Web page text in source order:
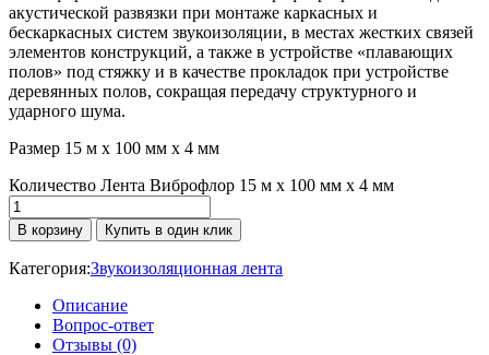
акустической развязки при монтаже каркасных и
бескаркасных систем звукоизоляции, в местах жестких связей
элементов конструкций, а также в устройстве «плавающих
полов» под стяжку и в качестве прокладок при устройстве
деревянных полов, сокращая передачу структурного и
ударного шума.
Размер 15 м x 100 мм x 4 мм
Количество Лента Виброфлор 15 м x 100 мм x 4 мм
В корзину Купить в один клик
Категория:Звукоизоляционная лента
Описание
Вопрос-ответ
Отзывы (0)